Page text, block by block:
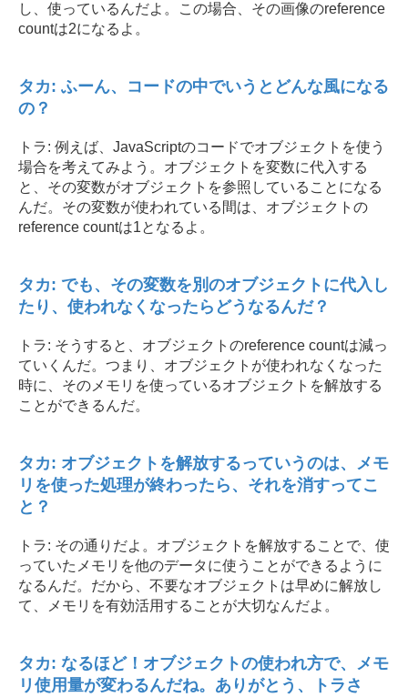
し、使っているんだよ。この場合、その画像のreference
countは2になるよ。
タカ: ふーん、コードの中でいうとどんな風になる
の？
トラ: 例えば、JavaScriptのコードでオブジェクトを使う
場合を考えてみよう。オブジェクトを変数に代入する
と、その変数がオブジェクトを参照していることになる
んだ。その変数が使われている間は、オブジェクトの
reference countは1となるよ。
タカ: でも、その変数を別のオブジェクトに代入し
たり、使われなくなったらどうなるんだ？
トラ: そうすると、オブジェクトのreference countは減っ
ていくんだ。つまり、オブジェクトが使われなくなった
時に、そのメモリを使っているオブジェクトを解放する
ことができるんだ。
タカ: オブジェクトを解放するっていうのは、メモ
リを使った処理が終わったら、それを消すってこ
と？
トラ: その通りだよ。オブジェクトを解放することで、使
っていたメモリを他のデータに使うことができるように
なるんだ。だから、不要なオブジェクトは早めに解放し
て、メモリを有効活用することが大切なんだよ。
タカ: なるほど！オブジェクトの使われ方で、メモ
リ使用量が変わるんだね。ありがとう、トラさ